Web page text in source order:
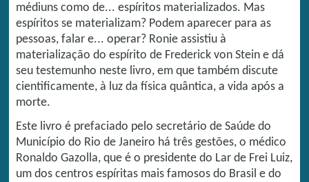
médiuns como de... espíritos materializados. Mas
espíritos se materializam? Podem aparecer para as
pessoas, falar e... operar? Ronie assistiu à
materialização do espírito de Frederick von Stein e dá
seu testemunho neste livro, em que também discute
cientificamente, à luz da física quântica, a vida após a
morte.
Este livro é prefaciado pelo secretário de Saúde do
Município do Rio de Janeiro há três gestões, o médico
Ronaldo Gazolla, que é o presidente do Lar de Frei Luiz,
um dos centros espíritas mais famosos do Brasil e do